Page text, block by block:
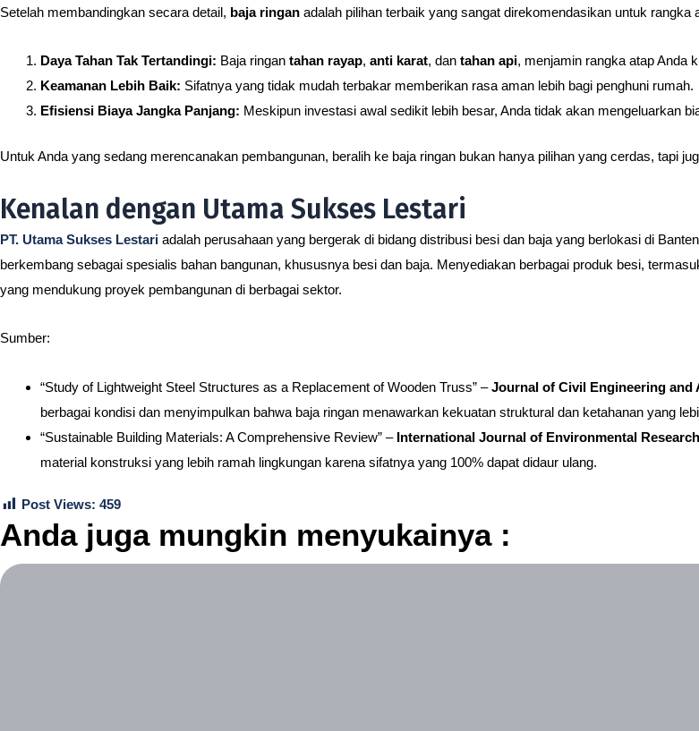
Setelah membandingkan secara detail, baja ringan adalah pilihan terbaik yang sangat direkomendasikan untuk
Daya Tahan Tak Tertandingi: Baja ringan tahan rayap, anti karat, dan tahan api, menjamin rangka atap Anda
Keamanan Lebih Baik: Sifatnya yang tidak mudah terbakar memberikan rasa aman lebih bagi penghuni rumah.
Efisiensi Biaya Jangka Panjang: Meskipun investasi awal sedikit lebih besar, Anda tidak akan mengeluarkan
Untuk Anda yang sedang merencanakan pembangunan, beralih ke baja ringan bukan hanya pilihan yang cerdas, tapi
Kenalan dengan Utama Sukses Lestari
PT. Utama Sukses Lestari adalah perusahaan yang bergerak di bidang distribusi besi dan baja yang berlokasi di
berkembang sebagai spesialis bahan bangunan, khususnya besi dan baja. Menyediakan berbagai produk besi,
yang mendukung proyek pembangunan di berbagai sektor.
Sumber:
“Study of Lightweight Steel Structures as a Replacement of Wooden Truss” –Journal of Civil Engineering and
berbagai kondisi dan menyimpulkan bahwa baja ringan menawarkan kekuatan struktural dan ketahanan yang
“Sustainable Building Materials: A Comprehensive Review” – International Journal of Environmental
material konstruksi yang lebih ramah lingkungan karena sifatnya yang 100% dapat didaur ulang.
Post Views: 459
Anda juga mungkin menyukainya :